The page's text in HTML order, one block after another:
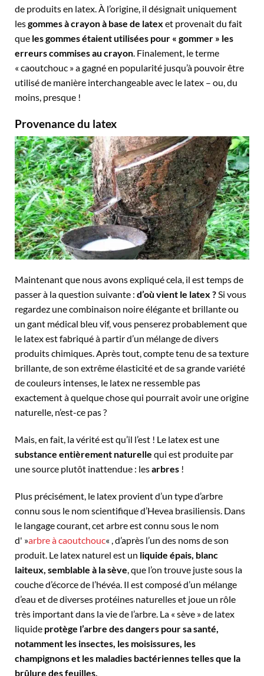
de produits en latex. À l’origine, il désignait uniquement
lesgommes à crayon à base de latex et provenait du fait
que les gommes étaient utilisées pour « gommer » les
erreurs commises au crayon. Finalement, le terme
« caoutchouc » a gagné en popularité jusqu’à pouvoir être
utilisé de manière interchangeable avec le latex – ou, du
moins, presque !
Provenance du latex
Maintenant que nous avons expliqué cela, il est temps de
passer à la question suivante : d’où vient le latex ?Si vous
regardez une combinaison noire élégante et brillante ou
un gant médical bleu vif, vous penserez probablement que
le latex est fabriqué à partir d’un mélange de divers
produits chimiques. Après tout, compte tenu de sa texture
brillante, de son extrême élasticité et de sa grande variété
de couleurs intenses, le latex ne ressemble pas
exactement à quelque chose qui pourrait avoir une origine
naturelle, n’est-ce pas ?
Mais, en fait, la vérité est qu’il l’est ! Le latex est une
substance entièrement naturelle qui est produite par
une source plutôt inattendue : lesarbres !
Plus précisément, le latex provient d’un type d’arbre
connu sous le nom scientifique d’Hevea brasiliensis. Dans
le langage courant, cet arbre est connu sous le nom
d' »arbre à caoutchouc« , d’après l’un des noms de son
produit. Le latex naturel est un liquide épais, blanc
laiteux, semblable à la sève , que l’on trouve juste sous la
couche d’écorce de l’hévéa. Il est composé d’un mélange
d’eau et de diverses protéines naturelles et joue un rôle
très important dans la vie de l’arbre. La « sève » de latex
liquide protège l’arbre des dangers pour sa santé,
notamment les insectes, les moisissures, les
champignons et les maladies bactériennes telles que la
brûlure des feuilles.